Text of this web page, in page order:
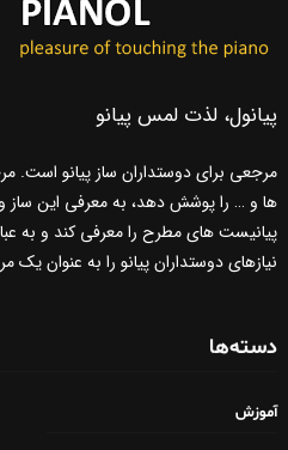
پیانول، لذت لمس پیانو
مرجعی برای دوستداران ساز پیانو است.
ها و … را پوشش دهد، به معرفی این ساز
پیانیست های مطرح را معرفی کند و به
نیازهای دوستداران پیانو را به عنوان یک
دسته‌ها
آموزش